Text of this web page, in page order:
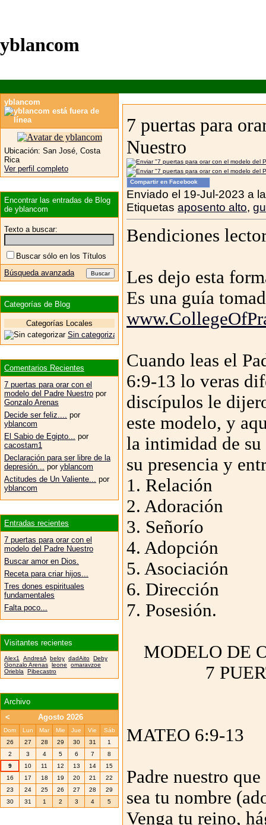
yblancom
7 puertas para
Nuestro
Compartir en Facebook
Enviado el 19-Jul-2023 a
Etiquetas aposento alto,
Bendiciones
Les dejo esta
Es una guía
Cuando leas el
6:9-13 lo veras
discípulos le
este modelo, y
la intimidad de su
su presencia y
1. Relación
2. Adoración
3. Señorío
4. Adopción
5. Asociación
6. Dirección
7. Posesión.
MODELO DE
7
MATEO 6:9-13
Padre nuestro
sea tu nombre
Venga tu reino,
yblancom
Ubicación: San José, Costa
Rica
Ver perfil completo
Encontrar las entradas de Blog
de yblancom
Texto a buscar:
Buscar sólo en los Títulos
Búsqueda avanzada
Categorías de Blog
Categorías Locales
Sin categorizar
Comentarios Recientes
7 puertas para orar con el
modelo del Padre Nuestro por
Gonzalo Arenas
Decide ser feliz....
por
yblancom
El Sabio de Egipto...
por
cacostam1
Declaración para ser libre de la
depresión...
por yblancom
Actitudes de Un Valiente...
por
yblancom
Entradas recientes
7 puertas para orar con el
modelo del Padre Nuestro
Buscar amor en Dios.
Receta para criar hijos...
Tres dones espirituales
fundamentales
Falta poco...
Visitantes recientes
Alex1 AndresA beloy dadAito Deby
Gonzalo Arenas leone
omaravzoe
Oriebla
Pibecastro
Archivo
<
Agosto 2026
Dom Lun Mar Mie Jue Vie
Sáb
26
27 28 29 30 31
1
2
3 4 5 6 7
8
9
10 11 12 13 14
15
16
17 18 19 20 21
22
23
24 25 26 27 28
29
30
31 1 2 3 4 5